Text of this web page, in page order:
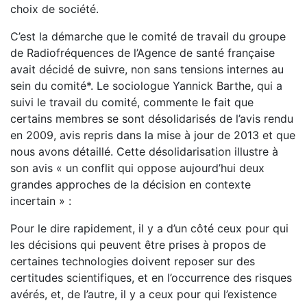
choix de société.
C’est la démarche que le comité de travail du groupe
de Radiofréquences de l’Agence de santé française
avait décidé de suivre, non sans tensions internes au
sein du comité*. Le sociologue Yannick Barthe, qui a
suivi le travail du comité, commente le fait que
certains membres se sont désolidarisés de l’avis rendu
en 2009, avis repris dans la mise à jour de 2013 et que
nous avons détaillé. Cette désolidarisation illustre à
son avis « un conflit qui oppose aujourd’hui deux
grandes approches de la décision en contexte
incertain » :
Pour le dire rapidement, il y a d’un côté ceux pour qui
les décisions qui peuvent être prises à propos de
certaines technologies doivent reposer sur des
certitudes scientifiques, et en l’occurrence des risques
avérés, et, de l’autre, il y a ceux pour qui l’existence